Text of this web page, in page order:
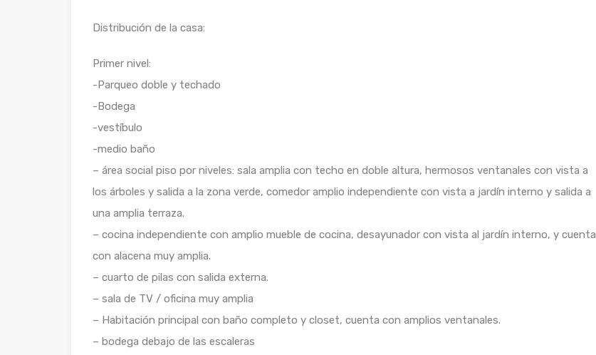
Distribución de la casa:
Primer nivel:
-Parqueo doble y techado
-Bodega
-vestíbulo
-medio baño
– área social piso por niveles: sala amplia con techo en doble altura, hermosos ventanales con vista a
los árboles y salida a la zona verde, comedor amplio independiente con vista a jardín interno y salida a
una amplia terraza.
– cocina independiente con amplio mueble de cocina, desayunador con vista al jardín interno, y cuenta
con alacena muy amplia.
– cuarto de pilas con salida externa.
– sala de TV / oficina muy amplia
– Habitación principal con baño completo y closet, cuenta con amplios ventanales.
– bodega debajo de las escaleras